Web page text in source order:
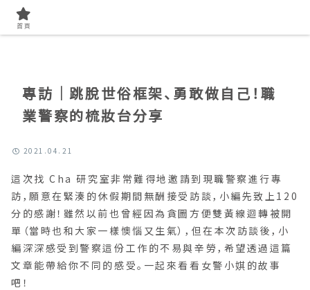
專訪｜跳脫世俗框架、勇敢做自己！職
業警察的梳妝台分享
2021.04.21
這次找 Cha 研究室非常難得地邀請到現職警察進行專
訪，願意在緊湊的休假期間無酬接受訪談，小編先致上120
分的感謝！雖然以前也曾經因為貪圖方便雙黃線迴轉被開
單（當時也和大家一樣懊惱又生氣），但在本次訪談後，小
編深深感受到警察這份工作的不易與辛勞，希望透過這篇
文章能帶給你不同的感受。一起來看看女警小娸的故事
吧！
首頁